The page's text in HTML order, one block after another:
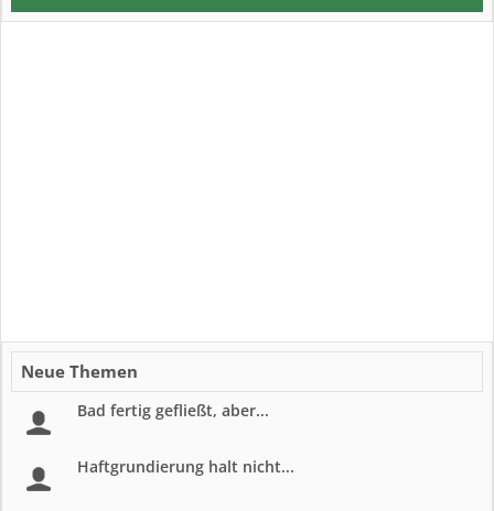
Neue Themen
Bad fertig gefließt, aber...
Haftgrundierung halt nicht...